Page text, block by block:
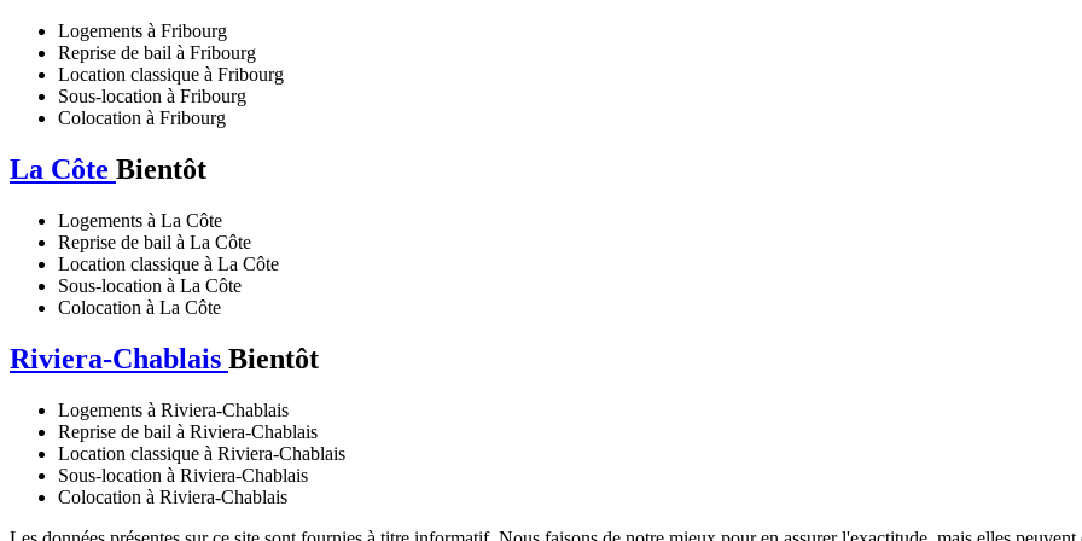
Logements à Fribourg
Reprise de bail à Fribourg
Location classique à Fribourg
Sous-location à Fribourg
Colocation à Fribourg
La Côte Bientôt
Logements à La Côte
Reprise de bail à La Côte
Location classique à La Côte
Sous-location à La Côte
Colocation à La Côte
Riviera-Chablais Bientôt
Logements à Riviera-Chablais
Reprise de bail à Riviera-Chablais
Location classique à Riviera-Chablais
Sous-location à Riviera-Chablais
Colocation à Riviera-Chablais